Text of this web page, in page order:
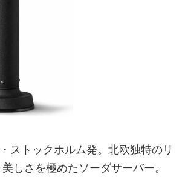
ストックホルム発。北欧独特のリ
しさを極めたソーダサーバー。